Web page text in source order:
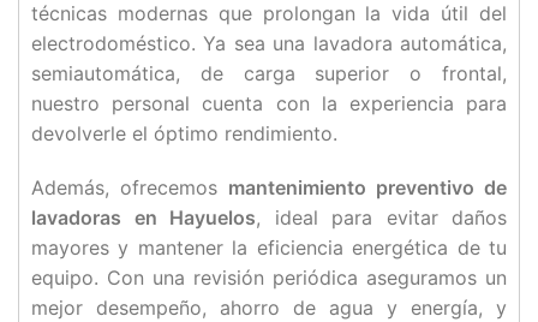
técnicas modernas que prolongan la vida útil del
electrodoméstico. Ya sea una lavadora automática,
semiautomática, de carga superior o frontal,
nuestro personal cuenta con la experiencia para
devolverle el óptimo rendimiento.
Además, ofrecemos mantenimiento preventivo de
lavadoras en Hayuelos, ideal para evitar daños
mayores y mantener la eficiencia energética de tu
equipo. Con una revisión periódica aseguramos un
mejor desempeño, ahorro de agua y energía, y